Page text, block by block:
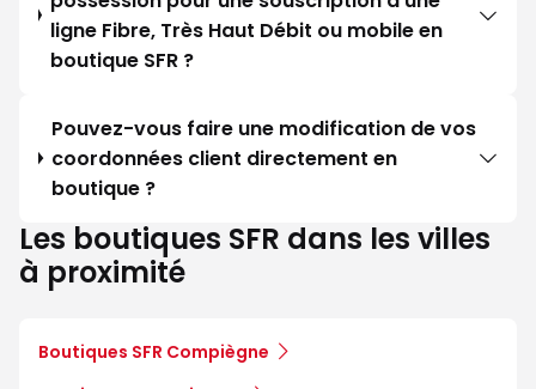
ligne Fibre, Très Haut Débit ou mobile en
boutique SFR ?
Pouvez-vous faire une modification de vos
coordonnées client directement en
boutique ?
Les boutiques SFR dans les villes
à proximité
Boutiques SFR Compiègne